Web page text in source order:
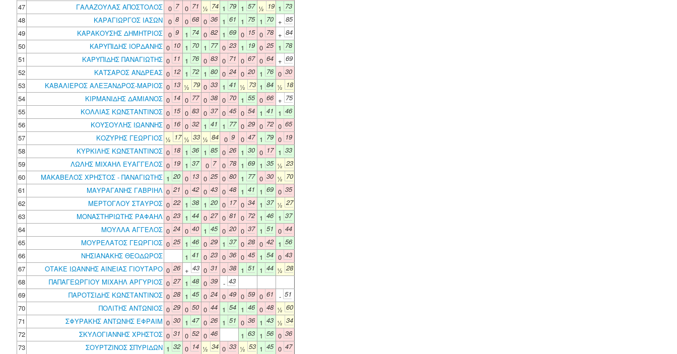
47
ΓΑΛΑΖΟΥΛΑΣ ΑΠΟΣΤΟΛΟΣ 0 7 0 71 ½ 74 1 79 1 57 ½ 19 1 73
48
ΚΑΡΑΓΙΩΡΓΟΣ ΙΑΣΩΝ 0 8 0 68 0 36 1 61 1 75 1 70 + 85
49
ΚΑΡΑΚΟΥΣΗΣ ΔΗΜΗΤΡΙΟΣ 0 9 1 74 0 82 1 69 0 15 0 78 + 84
50
ΚΑΡΥΠΙΔΗΣ ΙΟΡΔΑΝΗΣ 0 10 1 70 1 77 0 23 1 19 0 25 1 78
51
ΚΑΡΥΠΙΔΗΣ ΠΑΝΑΓΙΩΤΗΣ 0 11 1 76 0 83 0 71 0 67 0 64 + 69
52
ΚΑΤΣΑΡΟΣ ΑΝΔΡΕΑΣ 0 12 1 72 1 80 0 24 0 20 1 76 0 30
53
ΚΑΒΑΛΙΕΡΟΣ ΑΛΕΞΑΝΔΡΟΣ-ΜΑΡΙΟΣ 0 13 ½ 79 0 33 1 41 ½ 73 1 84 ½ 18
54
ΚΙΡΜΑΝΙΔΗΣ ΔΑΜΙΑΝΟΣ 0 14 0 77 0 38 0 70 1 55 0 66 + 75
55
ΚΟΛΛΙΑΣ ΚΩΝΣΤΑΝΤΙΝΟΣ 0 15 0 83 0 37 0 45 0 54 1 41 1 46
56
ΚΟΥΣΟΥΛΗΣ ΙΩΑΝΝΗΣ 0 16 0 32 1 41 1 77 0 29 0 72 0 65
57
ΚΟΖΥΡΗΣ ΓΕΩΡΓΙΟΣ ½ 17 ½ 33 ½ 84 0 9 0 47 1 79 0 19
58
ΚΥΡΚΙΛΗΣ ΚΩΝΣΤΑΝΤΙΝΟΣ 0 18 1 36 1 85 0 26 1 30 0 17 1 33
59
ΛΩΛΗΣ ΜΙΧΑΗΛ ΕΥΑΓΓΕΛΟΣ 0 19 1 37 0 7 0 78 1 69 1 35 ½ 23
60
ΜΑΚΑΒΕΛΟΣ ΧΡΗΣΤΟΣ - ΠΑΝΑΓΙΩΤΗΣ 1 20 0 13 0 25 0 80 1 77 0 30 ½ 70
61
ΜΑΥΡΑΓΑΝΗΣ ΓΑΒΡΙΗΛ 0 21 0 42 0 43 0 48 1 41 1 69 0 35
62
ΜΕΡΤΟΓΛΟΥ ΣΤΑΥΡΟΣ 0 22 1 38 1 20 0 17 0 34 1 37 ½ 27
63
ΜΟΝΑΣΤΗΡΙΩΤΗΣ ΡΑΦΑΗΛ 0 23 1 44 0 27 0 81 0 72 1 46 1 37
64
ΜΟΥΛΛΑ ΑΓΓΕΛΟΣ 0 24 0 40 1 45 0 20 0 37 1 51 0 44
65
ΜΟΥΡΕΛΑΤΟΣ ΓΕΩΡΓΙΟΣ 0 25 1 46 0 29 1 37 0 28 0 42 1 56
66
ΝΗΣΙΑΝΑΚΗΣ ΘΕΟΔΩΡΟΣ 1 41 0 23 0 36 0 45 1 54 0 43
67
ΟΤΑΚΕ ΙΩΑΝΝΗΣ ΑΙΝΕΙΑΣ ΓΙΟΥΤΑΡΟ 0 26 + 43 0 31 0 38 1 51 1 44 ½ 28
68
ΠΑΠΑΓΕΩΡΓΙΟΥ ΜΙΧΑΗΛ ΑΡΓΥΡΙΟΣ 0 27 1 48 0 39 - 43
69
ΠΑΡΟΤΣΙΔΗΣ ΚΩΝΣΤΑΝΤΙΝΟΣ 0 28 1 45 0 24 0 49 0 59 0 61 - 51
70
ΠΟΛΙΤΗΣ ΑΝΤΩΝΙΟΣ 0 29 0 50 0 44 1 54 1 46 0 48 ½ 60
71
ΣΦΥΡΑΚΗΣ ΑΝΤΩΝΗΣ ΕΦΡΑΙΜ 0 30 1 47 0 26 1 51 0 36 1 43 ½ 34
72
ΣΚΥΛΟΓΙΑΝΝΗΣ ΧΡΗΣΤΟΣ 0 31 0 52 0 46 1 63 1 56 0 36
73
ΣΟΥΡΤΖΙΝΟΣ ΣΠΥΡΙΔΩΝ 1 32 0 14 ½ 34 0 33 ½ 53 1 45 0 47